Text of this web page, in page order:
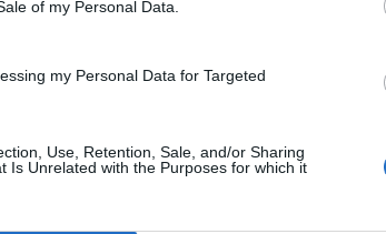
of my Personal Data.
my Personal Data for Targeted
Use, Retention, Sale, and/or Sharing
Is Unrelated with the Purposes for which it